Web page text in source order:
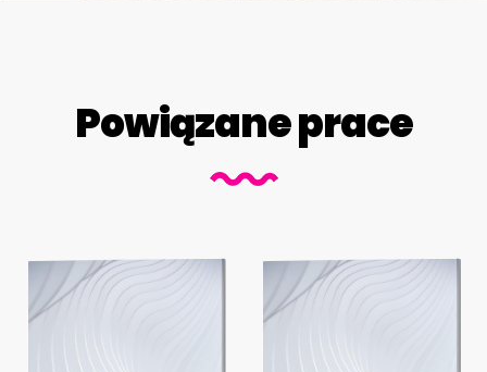
Powiązane prace